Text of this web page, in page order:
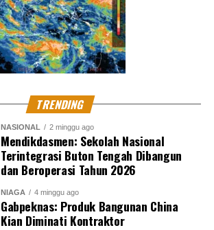
TRENDING
NASIONAL 2 minggu ago
Mendikdasmen: Sekolah Nasional
Terintegrasi Buton Tengah Dibangun
dan Beroperasi Tahun 2026
NIAGA 4 minggu ago
Gabpeknas: Produk Bangunan China
Kian Diminati Kontraktor